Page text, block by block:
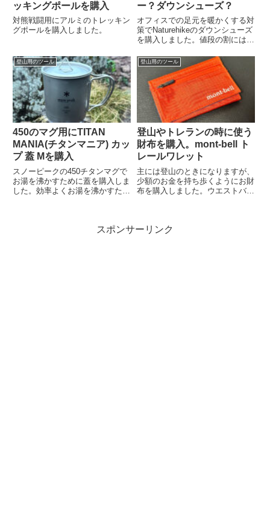
ッキングポールを購入
対熊戦闘用にアルミのトレッキン
グポールを購入しました。
ー？ダウンシューズ？
オフィスでの足元を暖かくする対
策でNaturehikeのダウンシューズ
を購入しました。値段の割には暖
登山用のツール
450のマグ用にTITAN
MANIA(チタンマニア) カッ
プ 蓋 Mを購入
スノーピークの450チタンマグで
お湯を沸かすために蓋を購入しま
した。効率よくお湯を沸かすため
登山用のツール
登山やトレランの時に使う
財布を購入。mont-bell ト
レールワレット
主には登山のときになりますが、
少額のお金を持ち歩くようにお財
布を購入しました。ウエストバッ
スポンサーリンク